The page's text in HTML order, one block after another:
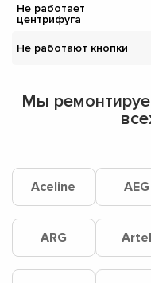
Не работает
центрифуга
Не работают кнопки
Мы
Aceline AEG
ARG Artel